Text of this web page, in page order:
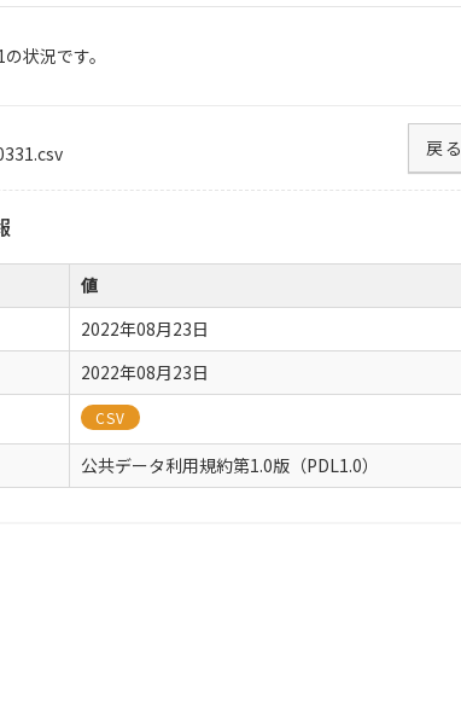
状況です。
戻る
値
2022年08月23日
2022年08月23日
CSV
公共データ利用規約第1.0版（PDL1.0）